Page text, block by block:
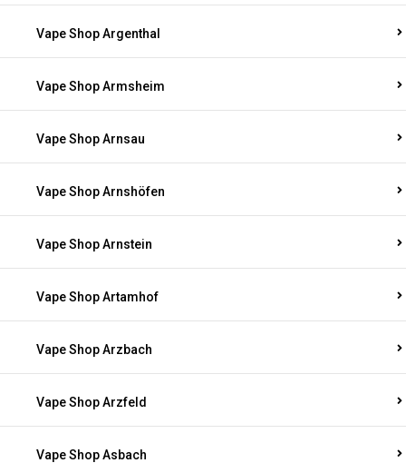
Vape Shop Argenthal
Vape Shop Armsheim
Vape Shop Arnsau
Vape Shop Arnshöfen
Vape Shop Arnstein
Vape Shop Artamhof
Vape Shop Arzbach
Vape Shop Arzfeld
Vape Shop Asbach